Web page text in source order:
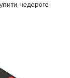
недорого